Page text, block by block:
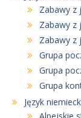
Zabawy z
Zabawy z
Zabawy z
Grupa
Grupa
Grupa
Język